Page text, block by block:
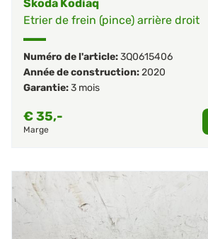
Skoda Kodiaq
Etrier de frein (pince) arrière droit
Numéro de l'article:3Q0615406
Année de construction:2020
Garantie:3 mois
€35,-
Marge